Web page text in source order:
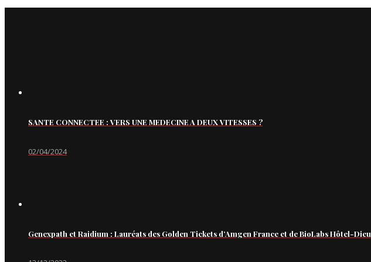
SANTE CONNECTEE : VERS UNE MEDECINE A DEUX VITESSES ?
02/04/2024
Genexpath et Raidium : Lauréats des Golden Tickets d’Amgen France et de BioLabs Hôtel-Dieu